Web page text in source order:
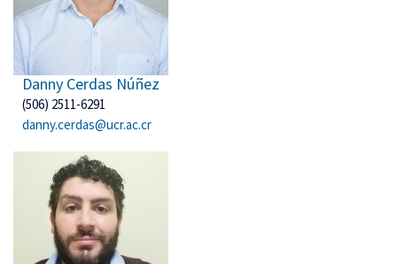
Danny Cerdas Núñez
(506) 2511-6291
danny.cerdas@ucr.ac.cr